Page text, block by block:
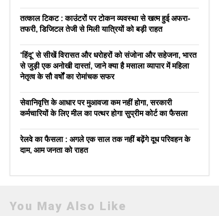
तत्काल टिकट : काउंटरों पर टोकन व्यवस्था से खत्म हुई अफरा-
तफरी, डिजिटल तेजी से मिली यात्रियों को बड़ी राहत
‘हिंदू’ से सीखें विरासत और धरोहरों को संजोना और सहेजना, भारत
से जुड़ी एक अनोखी दास्तां, जाने क्या है मसाला व्यापार में महिला
नेतृत्व के सौ वर्षों का रोमांचक सफर
सेवानिवृत्ति के आधार पर मुआवजा कम नहीं होगा, सरकारी
कर्मचारियों के लिए मील का पत्थर होगा सुप्रीम कोर्ट का फैसला
रेलवे का फैसला : अगले एक साल तक नहीं बढ़ेंगे दूध परिवहन के
दाम, आम जनता को राहत
You May Also Like